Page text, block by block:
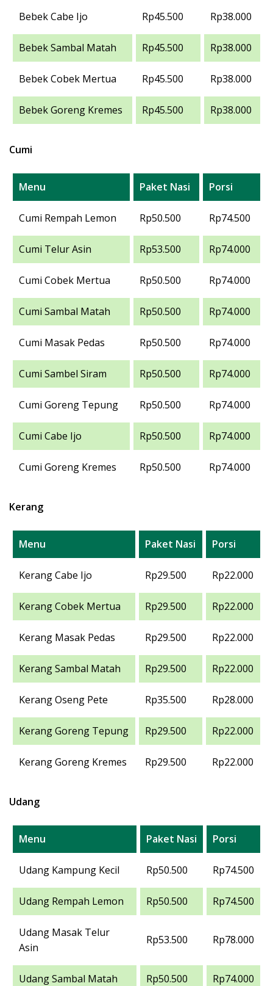
Bebek Cabe Ijo Rp45.500 Rp38.000
Bebek Sambal Matah Rp45.500 Rp38.000
Bebek Cobek Mertua Rp45.500 Rp38.000
Bebek Goreng Kremes Rp45.500 Rp38.000
Cumi
Menu Paket Nasi Porsi
Cumi Rempah Lemon Rp50.500 Rp74.500
Cumi Telur Asin Rp53.500 Rp74.000
Cumi Cobek Mertua Rp50.500 Rp74.000
Cumi Sambal Matah Rp50.500 Rp74.000
Cumi Masak Pedas Rp50.500 Rp74.000
Cumi Sambel Siram Rp50.500 Rp74.000
Cumi Goreng Tepung Rp50.500 Rp74.000
Cumi Cabe Ijo Rp50.500 Rp74.000
Cumi Goreng Kremes Rp50.500 Rp74.000
Kerang
Menu Paket Nasi Porsi
Kerang Cabe Ijo Rp29.500 Rp22.000
Kerang Cobek Mertua Rp29.500 Rp22.000
Kerang Masak Pedas Rp29.500 Rp22.000
Kerang Sambal Matah Rp29.500 Rp22.000
Kerang Oseng Pete Rp35.500 Rp28.000
Kerang Goreng Tepung Rp29.500 Rp22.000
Kerang Goreng Kremes Rp29.500 Rp22.000
Udang
Menu Paket Nasi Porsi
Udang Kampung Kecil Rp50.500 Rp74.500
Udang Rempah Lemon Rp50.500 Rp74.500
Udang Masak Telur
Asin
Rp53.500 Rp78.000
Udang Sambal Matah Rp50.500 Rp74.000